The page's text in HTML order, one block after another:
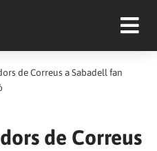
de Correus a Sabadell fan
de Correus